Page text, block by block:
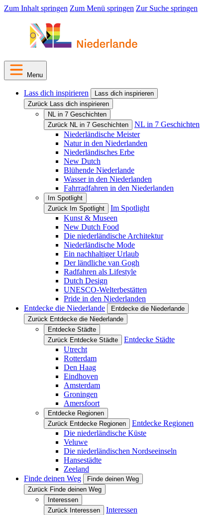
Zum Inhalt springen Zum Menü springen Zur Suche springen
Menu
Lass dich inspirieren
Lass dich inspirieren
Zurück Lass dich inspirieren
NL in 7 Geschichten
Zurück NL in 7 Geschichten
NL in 7 Geschichten
Niederländische Meister
Natur in den Niederlanden
Niederländisches Erbe
New Dutch
Blühende Niederlande
Wasser in den Niederlanden
Fahrradfahren in den Niederlanden
Im Spotlight
Zurück Im Spotlight
Im Spotlight
Kunst & Museen
New Dutch Food
Die niederländische Architektur
Niederländische Mode
Ein nachhaltiger Urlaub
Der ländliche van Gogh
Radfahren als Lifestyle
Dutch Design
UNESCO-Welterbestätten
Pride in den Niederlanden
Entdecke die Niederlande
Entdecke die Niederlande
Zurück Entdecke die Niederlande
Entdecke Städte
Zurück Entdecke Städte
Entdecke Städte
Utrecht
Rotterdam
Den Haag
Eindhoven
Amsterdam
Groningen
Amersfoort
Entdecke Regionen
Zurück Entdecke Regionen
Entdecke Regionen
Die niederländische Küste
Veluwe
Die niederländischen Nordseeinseln
Hansestädte
Zeeland
Finde deinen Weg
Finde deinen Weg
Zurück Finde deinen Weg
Interessen
Zurück Interessen
Interessen